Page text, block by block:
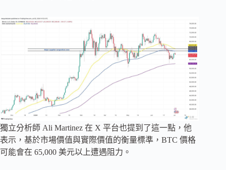
獨立分析師 Ali Martinez 在 X 平台也提到了這一點，他
表示，基於市場價值與實際價值的衡量標準，BTC 價格
可能會在 65,000 美元以上遭遇阻力。